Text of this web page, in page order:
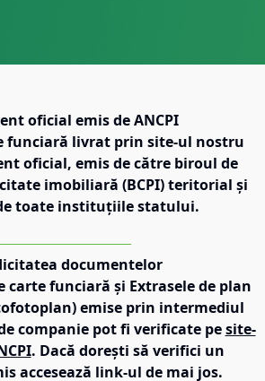
oficial emis de ANCPI
funciară livrat prin site-ul nostru
oficial, emis de către biroul de
imobiliară (BCPI) teritorial și
toate instituțiile statului.
documentelor
carte funciară și Extrasele de plan
emise prin intermediul
companie pot fi verificate pe site-
. Dacă dorești să verifici un
accesează link-ul de mai jos.